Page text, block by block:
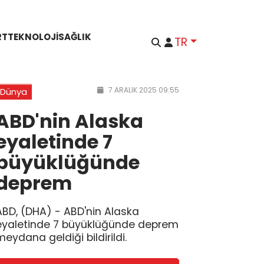
TEKNOLOJISAĞLIK
TR
Dünya 7 ARALIK 2025 09:55
Alaska
7
(DHA) - ABD'nin Alaska
7 büyüklüğünde deprem
geldiği bildirildi.